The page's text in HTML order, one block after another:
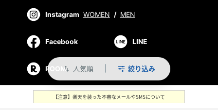
swap_vert 人気順 絞り込み
Instagram WOMEN / MEN
Facebook LINE
ROOM
【注意】楽天を装った不審なメールやSMSについて